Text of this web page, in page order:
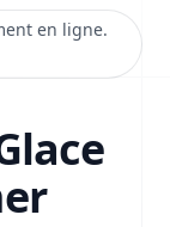
en ligne.